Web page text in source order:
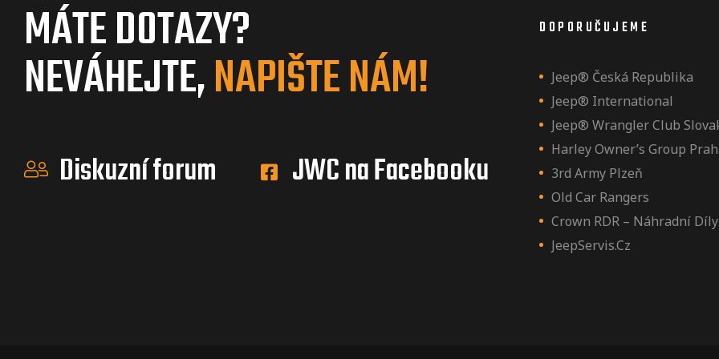
MÁTE DOTAZY?
NEVÁHEJTE,NAPIŠTE NÁM!
Diskuzní forum JWC na Facebooku
DOPORUČUJEME
Jeep® Česká Republika
Jeep® International
Jeep® Wrangler Club
Harley Owner’s Group
3rd Army Plzeň
Old Car Rangers
Crown RDR – Náhradní Díly
JeepServis.cz